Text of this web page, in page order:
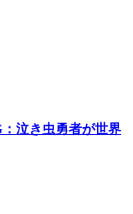
泣き虫勇者が世界